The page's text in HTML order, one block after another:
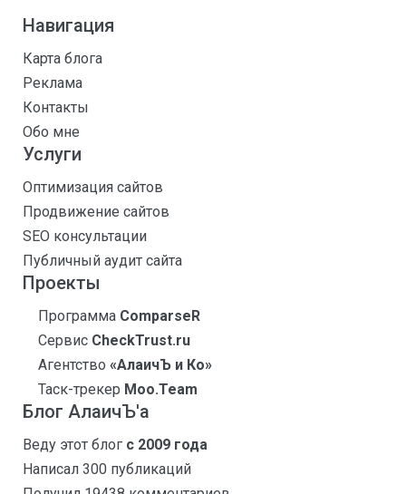
Навигация
Карта блога
Реклама
Контакты
Обо мне
Услуги
Оптимизация сайтов
Продвижение сайтов
SEO консультации
Публичный аудит сайта
Проекты
Программа ComparseR
Сервис CheckTrust.ru
Агентство «АлаичЪ и Ко»
Таск-трекер Moo.Team
Блог АлаичЪ'а
Веду этот блог с 2009 года
Написал 300 публикаций